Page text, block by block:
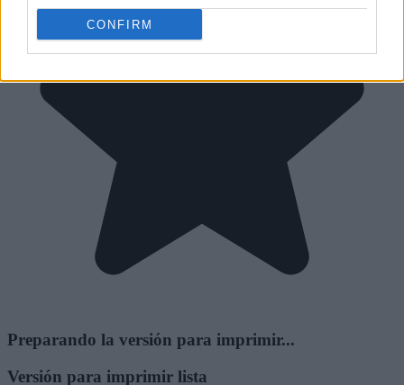
CONFIRM
Preparando la versión para imprimir...
Versión para imprimir lista